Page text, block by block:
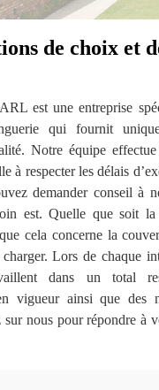
de choix et
est une entreprise
qui fournit
Notre équipe
à respecter les délais
demander conseil à
est. Quelle que soit la
cela concerne la
Lors de chaque
dans un total
vigueur ainsi que des
nous pour répondre à